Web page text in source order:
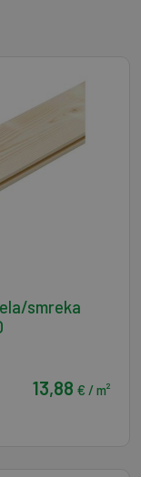
smreka
13,88 € / m²